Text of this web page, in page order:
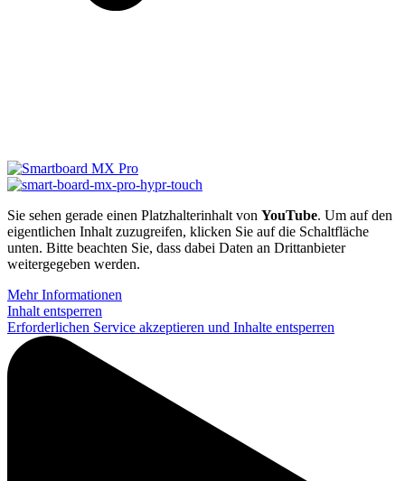
Sie sehen gerade einen Platzhalterinhalt von YouTube. Um auf den
eigentlichen Inhalt zuzugreifen, klicken Sie auf die Schaltfläche
unten. Bitte beachten Sie, dass dabei Daten an Drittanbieter
weitergegeben werden.
Mehr Informationen
Inhalt entsperren
Erforderlichen Service akzeptieren und Inhalte entsperren